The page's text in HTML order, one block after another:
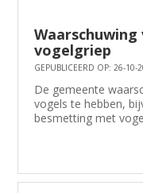
vogelgriep
GEPUBLICEERD OP: 26-10-
De gemeente
vogels te hebben,
besmetting met